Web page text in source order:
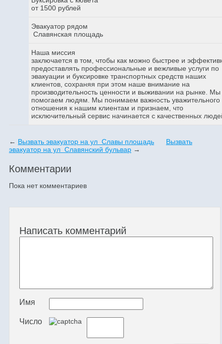
от 1500 рублей
Эвакуатор рядом
Славянская площадь
Наша миссия
заключается в том, чтобы как можно быстрее и
предоставлять профессиональные и вежливые услуги по
эвакуации и буксировке транспортных средств наших
клиентов, сохраняя при этом наше внимание на
производительность ценности и выживании на рынке. Мы
помогаем людям. Мы понимаем важность уважительного
отношения к нашим клиентам и признаем, что
исключительный сервис начинается с качественных
← Вызвать эвакуатор на ул Славы площадь
Вызвать
эвакуатор на ул Славянский бульвар →
Комментарии
Пока нет комментариев
Написать комментарий
Имя
Число